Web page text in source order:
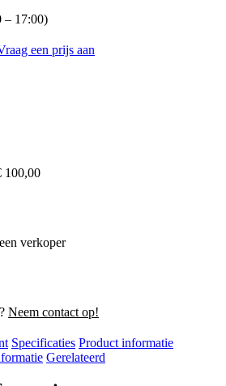
– 17:00)
een prijs aan
100,00
verkoper
Neem contact op!
Specificaties Product informatie
Gerelateerd